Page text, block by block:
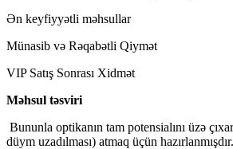
Ən keyfiyyətli məhsullar
Münasib və Rəqabətli Qiymət
VIP Satış Sonrası Xidmət
Məhsul təsviri
Bununla optikanın tam potensialını üzə
düym uzadılması) atmaq üçün